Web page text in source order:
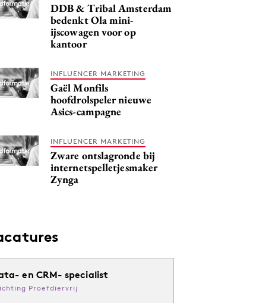
DDB & Tribal Amsterdam
bedenkt Ola mini-
ijscowagen voor op
kantoor
INFLUENCER MARKETING
Gaël Monfils
hoofdrolspeler nieuwe
Asics-campagne
INFLUENCER MARKETING
Zware ontslagronde bij
internetspelletjesmaker
Zynga
en CRM- specialist
Proefdiervrij